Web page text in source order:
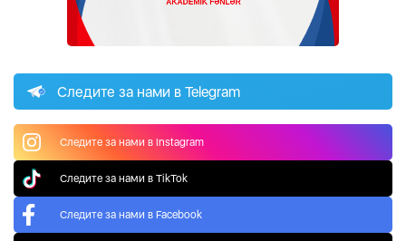
Следите за нами в Telegram
Следите за нами в Instagram
Следите за нами в TikTok
Следите за нами в Facebook